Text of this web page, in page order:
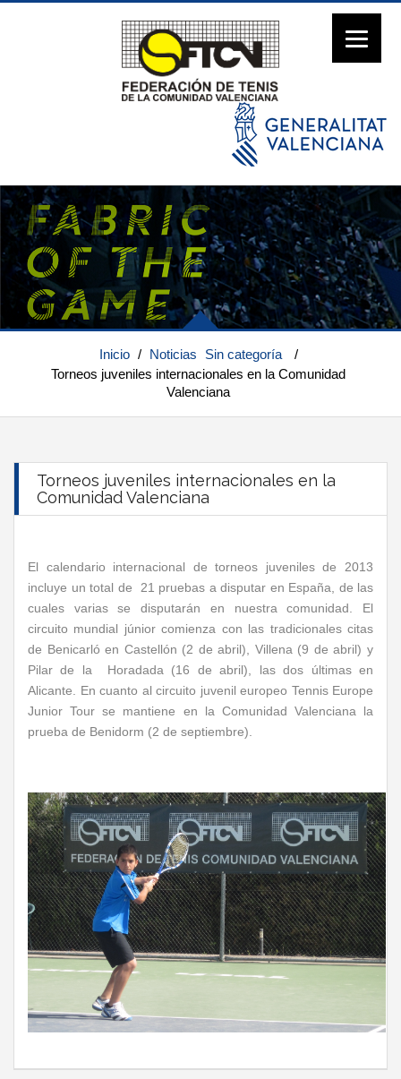
Inicio / Noticias Sin categoría
/
Torneos juveniles internacionales en la Comunidad
Valenciana
Torneos juveniles internacionales en la
Comunidad Valenciana
El calendario internacional de torneos juveniles de 2013
incluye un total de 21 pruebas a disputar en España, de las
cuales varias se disputarán en nuestra comunidad. El
circuito mundial júnior comienza con las tradicionales citas
de Benicarló en Castellón (2 de abril), Villena (9 de abril) y
Pilar de la Horadada (16 de abril), las dos últimas en
Alicante. En cuanto al circuito juvenil europeo Tennis Europe
Junior Tour se mantiene en la Comunidad Valenciana la
prueba de Benidorm (2 de septiembre).